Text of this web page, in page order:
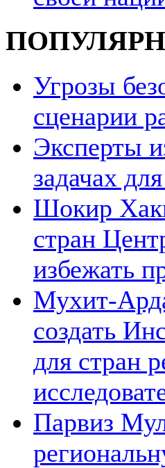
Угрозы
сценарии
Эксперты
задачах
Шокир
стран
избежать
Мухит-
создать
для стран
Парвиз